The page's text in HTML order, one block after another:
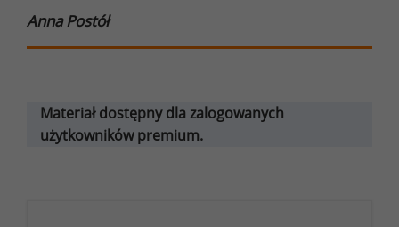
Anna Postół
Materiał dostępny dla zalogowanych
użytkowników premium.